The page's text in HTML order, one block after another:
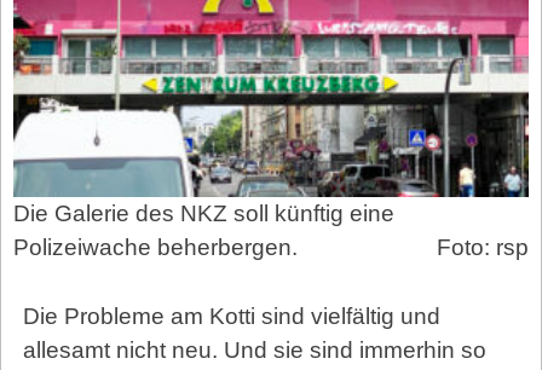
Die Galerie des NKZ soll künftig eine
Polizeiwache beherbergen.
Foto: rsp
Die Probleme am Kotti sind vielfältig und
allesamt nicht neu. Und sie sind immerhin so